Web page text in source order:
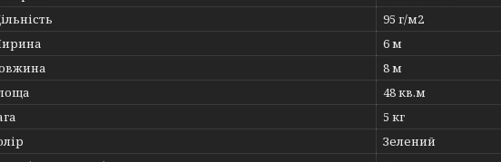
95 г/м2
6 м
8 м
48 кв.м
5 кг
Зелений